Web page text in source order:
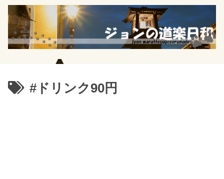
#ドリンク90円